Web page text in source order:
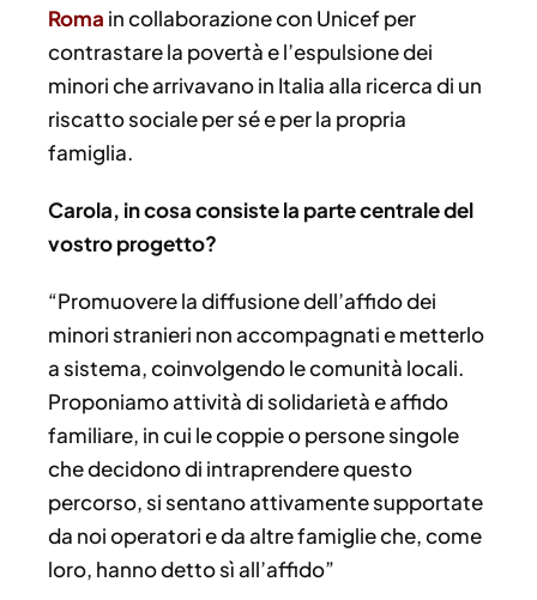
Roma in collaborazione con Unicef per
contrastare la povertà e l’espulsione dei
minori che arrivavano in Italia alla ricerca di un
riscatto sociale per sé e per la propria
famiglia.
Carola, in cosa consiste la parte centrale del
vostro progetto?
“Promuovere la diffusione dell’affido dei
minori stranieri non accompagnati e metterlo
a sistema, coinvolgendo le comunità locali.
Proponiamo attività di solidarietà e affido
familiare, in cui le coppie o persone singole
che decidono di intraprendere questo
percorso, si sentano attivamente supportate
da noi operatori e da altre famiglie che, come
loro, hanno detto sì all’affido”